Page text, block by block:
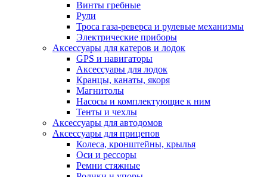
Винты гребные
Рули
Троса газа-реверса и рулевые механизмы
Электрические приборы
Аксессуары для катеров и лодок
GPS и навигаторы
Аксессуары для лодок
Кранцы, канаты, якоря
Магнитолы
Насосы и комплектующие к ним
Тенты и чехлы
Аксессуары для автодомов
Аксессуары для прицепов
Колеса, кронштейны, крылья
Оси и рессоры
Ремни стяжные